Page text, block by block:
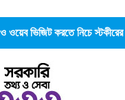
ওয়েব ভিজিট করতে নিচে